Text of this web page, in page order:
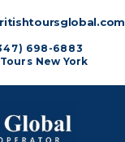
698-6883
New York